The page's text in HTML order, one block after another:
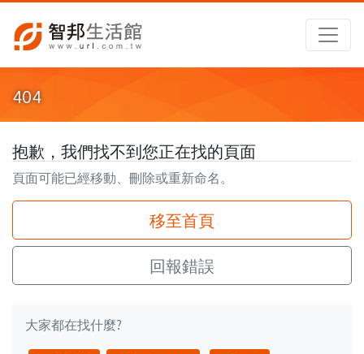
404
抱歉，我們找不到您正在找的頁面
頁面可能已經移動、刪除或重新命名。
移至首頁
回報錯誤
大家都在找什麼?